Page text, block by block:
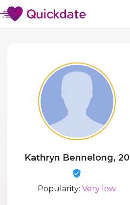
Kathryn Bennelong, 20
Popularity:Very low